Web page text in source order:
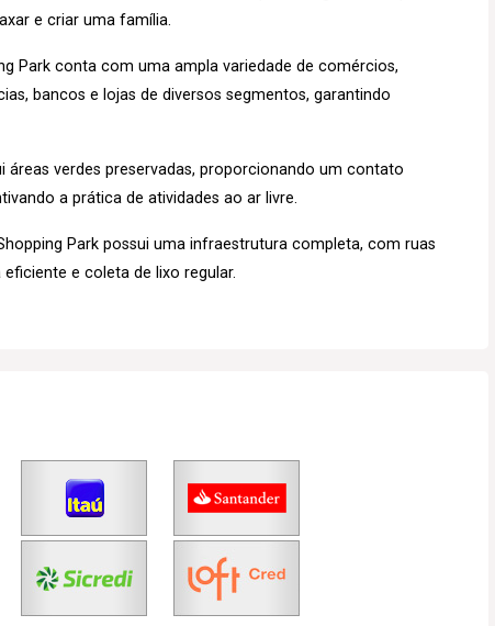
e criar uma família.
Park conta com uma ampla variedade de comércios,
bancos e lojas de diversos segmentos, garantindo
áreas verdes preservadas, proporcionando um contato
a prática de atividades ao ar livre.
Park possui uma infraestrutura completa, com ruas
e coleta de lixo regular.